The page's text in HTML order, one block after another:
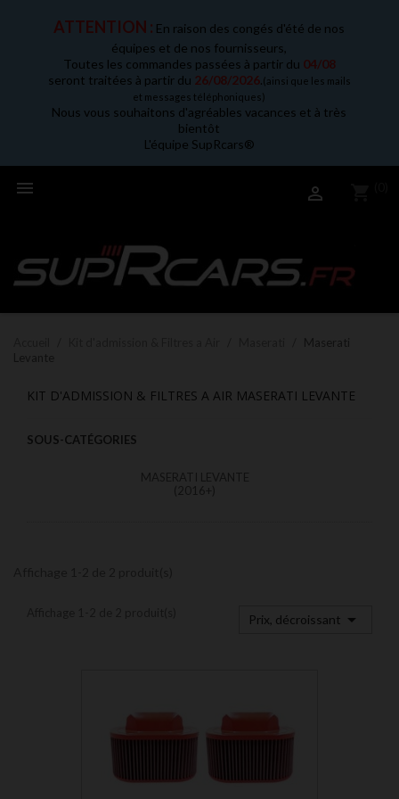
ATTENTION : En raison des congés d'été de nos
équipes et de nos fournisseurs,
Toutes les commandes passées à partir du 04/08
seront traitées à partir du 26/08/2026.(ainsi que les mails
et messages téléphoniques)
Nous vous souhaitons d'agréables vacances et à très
bientôt
L'équipe SupRcars®
 
KIT D'ADMISSION & FILTRES A AIR MASERATI LEVANTE
SOUS-CATÉGORIES
Prix, décroissant 